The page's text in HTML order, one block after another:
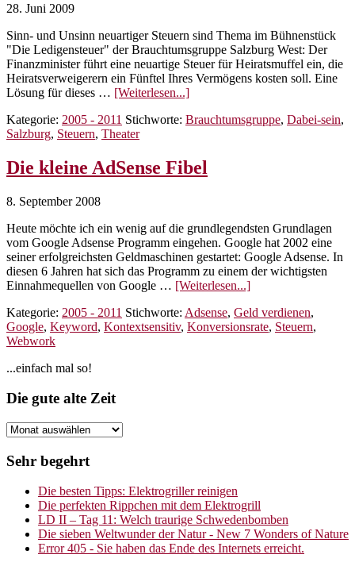
28. Juni 2009
Sinn- und Unsinn neuartiger Steuern sind Thema im Bühnenstück
"Die Ledigensteuer" der Brauchtumsgruppe Salzburg West: Der
Finanzminister führt eine neuartige Steuer für Heiratsmuffel ein, die
Heiratsverweigerern ein Fünftel Ihres Vermögens kosten soll. Eine
Lösung für dieses … [Weiterlesen...]ÜberBrauchtumsgruppe
West
Ledigensteuer
Kategorie: 2005 - 2011 Stichworte: Brauchtumsgruppe, Dabei-sein,
Salzburg, Steuern, Theater
Die kleine AdSense Fibel
8. September 2008
Heute möchte ich ein wenig auf die grundlegendsten Grundlagen
vom Google Adsense Programm eingehen. Google hat 2002 eine
seiner erfolgreichsten Geldmaschinen gestartet: Google Adsense. In
diesen 6 Jahren hat sich das Programm zu einem der wichtigsten
Einnahmequellen von Google … [Weiterlesen...]ÜberDie
AdSense
Fibel
Kategorie: 2005 - 2011 Stichworte: Adsense, Geld verdienen,
Google, Keyword, Kontextsensitiv, Konversionsrate, Steuern,
Webwork
Seitenspalte
...einfach mal so!
Footer
Die gute alte Zeit
Die
alte
Sehr begehrt
Die besten Tipps: Elektrogriller reinigen
Die perfekten Rippchen mit dem Elektrogrill
LD II – Tag 11: Welch traurige Schwedenbomben
Die sieben Weltwunder der Natur - New 7 Wonders of Nature
Error 405 - Sie haben das Ende des Internets erreicht.